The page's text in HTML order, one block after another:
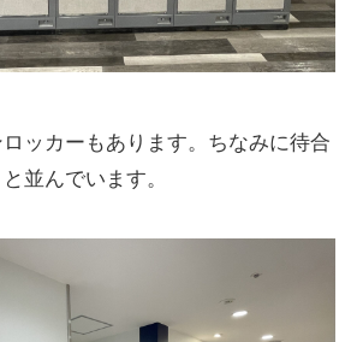
ッカーもあります。ちなみに待合
並んでいます。